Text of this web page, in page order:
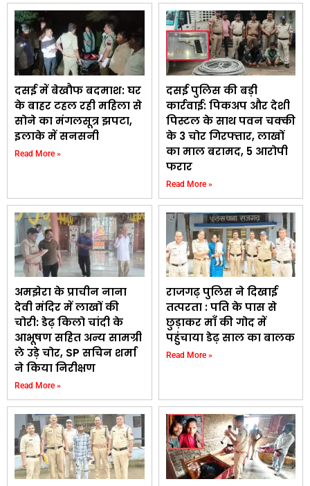
दसई में बेखौफ बदमाश: घर
के बाहर टहल रही महिला से
सोने का मंगलसूत्र झपटा,
इलाके में सनसनी
Read More »
दसई पुलिस की बड़ी
कार्रवाई: पिकअप और देशी
पिस्टल के साथ पवन चक्की
के 3 चोर गिरफ्तार, लाखों
का माल बरामद, 5 आरोपी
फरार
Read More »
अमझेरा के प्राचीन नाना
देवी मंदिर में लाखों की
चोरी: डेढ़ किलो चांदी के
आभूषण सहित अन्य सामग्री
ले उड़े चोर, SP सचिन शर्मा
ने किया निरीक्षण
Read More »
राजगढ़ पुलिस ने दिखाई
तत्परता : पति के पास से
छुड़ाकर माँ की गोद में
पहुंचाया डेढ़ साल का बालक
Read More »